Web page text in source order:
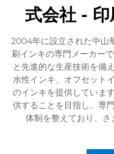
式会社 -
2004年に設立された中山
刷インキの専門メーカー
と先進的な生産技術を備
水性インキ、オフセット
のインキを提供していま
供することを目指し、専
体制を整えており、さ